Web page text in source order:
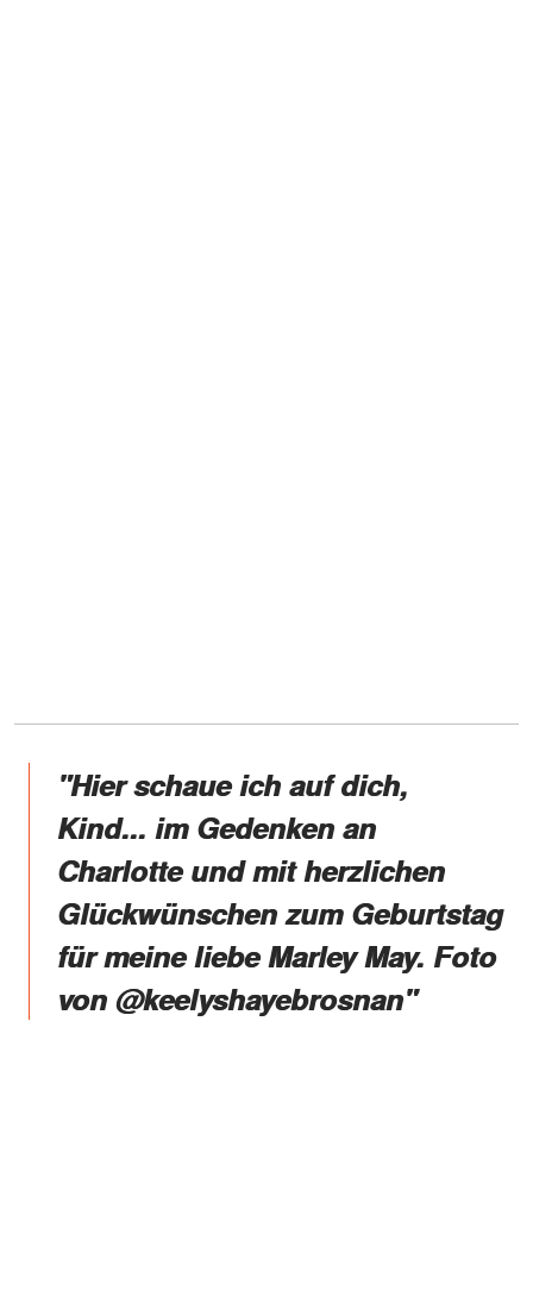
"Hier schaue ich auf dich,
Kind... im Gedenken an
Charlotte und mit herzlichen
Glückwünschen zum Geburtstag
für meine liebe Marley May. Foto
von @keelyshayebrosnan"